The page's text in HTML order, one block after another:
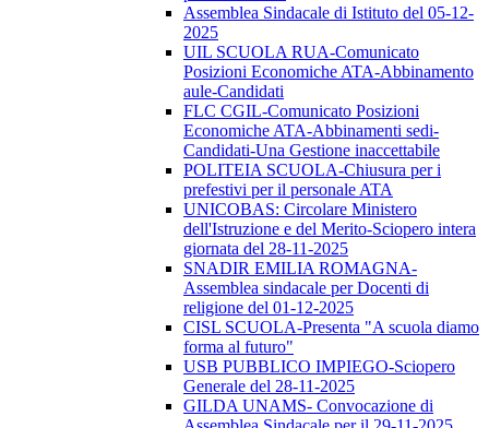
Assemblea Sindacale di Istituto del 05-12-
2025
UIL SCUOLA RUA-Comunicato
Posizioni Economiche ATA-Abbinamento
aule-Candidati
FLC CGIL-Comunicato Posizioni
Economiche ATA-Abbinamenti sedi-
Candidati-Una Gestione inaccettabile
POLITEIA SCUOLA-Chiusura per i
prefestivi per il personale ATA
UNICOBAS: Circolare Ministero
dell'Istruzione e del Merito-Sciopero intera
giornata del 28-11-2025
SNADIR EMILIA ROMAGNA-
Assemblea sindacale per Docenti di
religione del 01-12-2025
CISL SCUOLA-Presenta "A scuola diamo
forma al futuro"
USB PUBBLICO IMPIEGO-Sciopero
Generale del 28-11-2025
GILDA UNAMS- Convocazione di